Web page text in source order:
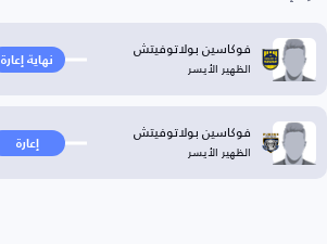
فوكاسين بولاتوفيتش
الظهير الأيسر نهاية إعارة
فوكاسين بولاتوفيتش
الظهير الأيسر إعارة